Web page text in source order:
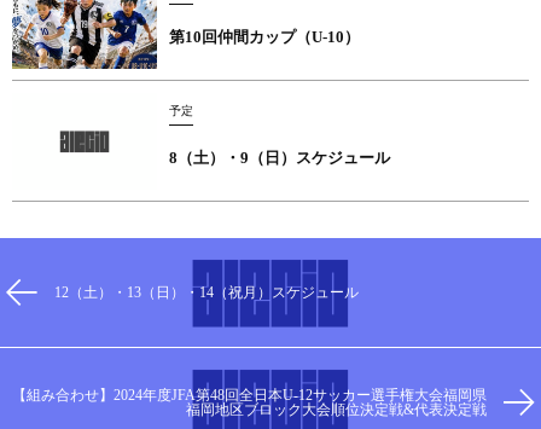
第10回仲間カップ（U-10）
予定
8（土）・9（日）スケジュール
12（土）・13（日）・14（祝月）スケジュール
【組み合わせ】2024年度JFA第48回全日本U-12サッカー選手権大会福岡県
福岡地区ブロック大会順位決定戦&代表決定戦